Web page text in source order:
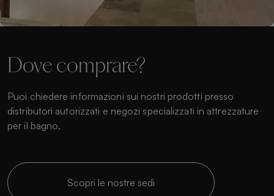
Dove comprare?
Puoi chiedere informazioni sui nostri prodotti presso
distributori autorizzati e negozi specializzati in attrezzature
per il bagno.
Scopri le nostre sedi